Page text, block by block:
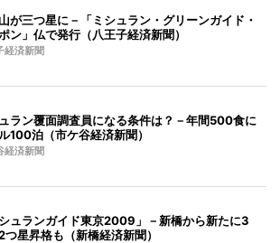
が三つ星に－「ミシュラン・グリーンガイド・
ン」仏で発行（八王子経済新聞）
経済新聞
ラン覆面調査員になる条件は？－年間500食に
100泊（市ケ谷経済新聞）
経済新聞
シュランガイド東京2009」－新橋から新たに3
つ星昇格も（新橋経済新聞）